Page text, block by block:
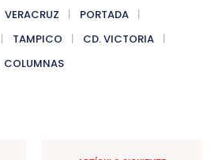
VERACRUZ
PORTADA
TAMPICO
CD. VICTORIA
COLUMNAS